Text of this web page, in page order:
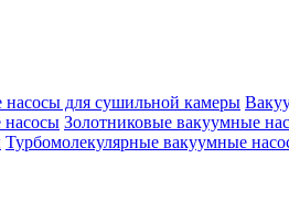
для сушильной камеры
Золотниковые вакуумные
Турбомолекулярные вакуумные